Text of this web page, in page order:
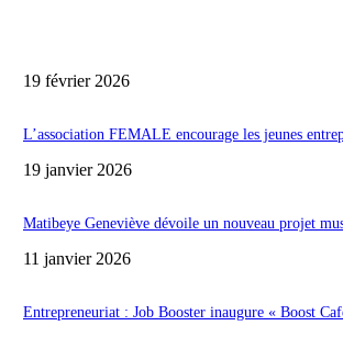
19 février 2026
L’association FEMALE encourage les jeunes
19 janvier 2026
Matibeye Geneviève dévoile un nouveau projet
11 janvier 2026
Entrepreneuriat : Job Booster inaugure « Boost